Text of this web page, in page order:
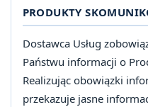
PRODUKTY
Dostawca Usług
Państwu informacji o
Realizując obowiązki
przekazuje jasne